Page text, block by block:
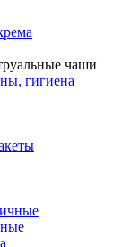
чаши
гигиена